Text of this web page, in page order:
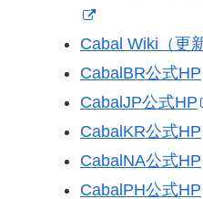
Cabal Wiki（更
CabalBR公式HP
CabalJP公式HP
CabalKR公式HP
CabalNA公式HP
CabalPH公式HP